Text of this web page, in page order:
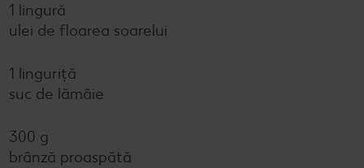
1 lingură
ulei de floarea soarelui
1 linguriță
suc de lămâie
300 g
brânză proaspătă